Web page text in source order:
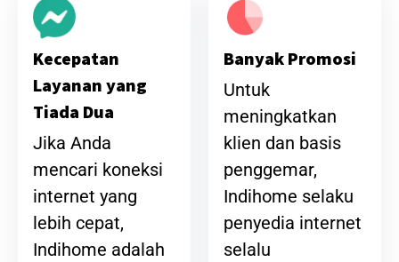
Kecepatan
Layanan yang
Tiada Dua
Jika Anda
mencari koneksi
internet yang
lebih cepat,
Indihome adalah
Banyak Promosi
Untuk
meningkatkan
klien dan basis
penggemar,
Indihome selaku
penyedia internet
selalu